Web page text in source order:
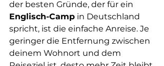
der besten Gründe, der für ein
Englisch-Camp in Deutschland
spricht, ist die einfache Anreise. Je
geringer die Entfernung zwischen
deinem Wohnort und dem